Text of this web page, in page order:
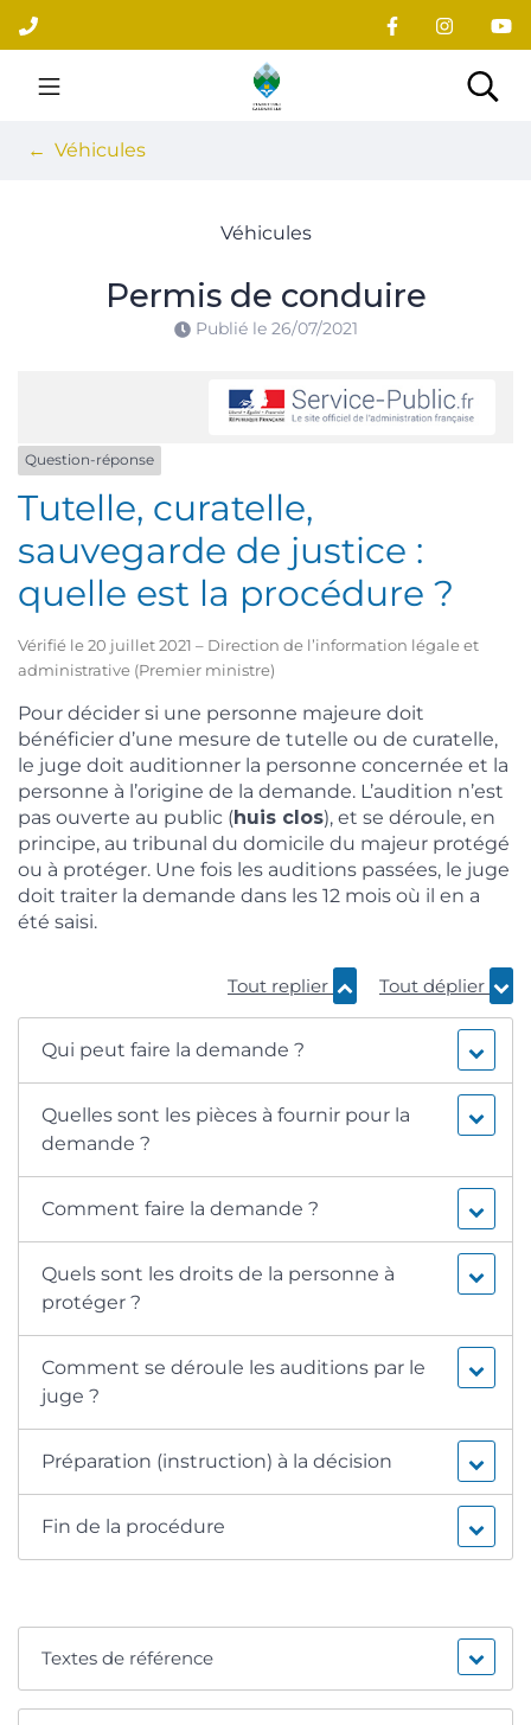
Aller
au
contenu
Site officiel du village
Véhicules
Véhicules
Permis de conduire
Publié le 26/07/2021
Question-réponse
Tutelle, curatelle,
sauvegarde de justice :
quelle est la procédure ?
Vérifié le 20 juillet 2021 – Direction de l’information légale et
administrative (Premier ministre)
Pour décider si une personne majeure doit
bénéficier d’une mesure de tutelle ou de curatelle,
le juge doit auditionner la personne concernée et la
personne à l’origine de la demande. L’audition n’est
pas ouverte au public (huis clos), et se déroule, en
principe, au tribunal du domicile du majeur protégé
ou à protéger. Une fois les auditions passées, le juge
doit traiter la demande dans les 12 mois où il en a
été saisi.
Tout replier Tout déplier
Qui peut faire la demande ?
Quelles sont les pièces à fournir pour la
demande ?
Comment faire la demande ?
Quels sont les droits de la personne à
protéger ?
Comment se déroule les auditions par le
juge ?
Préparation (instruction) à la décision
Fin de la procédure
Textes de référence